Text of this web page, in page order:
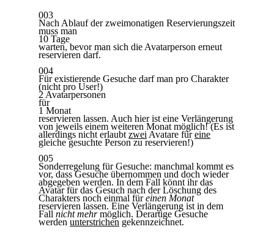
003
Nach Ablauf der zweimonatigen Reservierungszeit
muss man
10 Tage
warten, bevor man sich die Avatarperson erneut
reservieren darf.
004
Für existierende Gesuche darf man pro Charakter
(nicht pro User!)
2 Avatarpersonen
für
1 Monat
reservieren lassen. Auch hier ist eine Verlängerung
von jeweils einem weiteren Monat möglich! (Es ist
allerdings nicht erlaubt zwei Avatare füreine
gleiche gesuchte Person zu reservieren!)
005
Sonderregelung für Gesuche: manchmal kommt es
vor, dass Gesuche übernommen und doch wieder
abgegeben werden. In dem Fall könnt ihr das
Avatar für das Gesuch nach der Löschung des
Charakters noch einmal füreinen Monat
reservieren lassen. Eine Verlängerung ist in dem
Fall nicht mehrmöglich. Derartige Gesuche
werden unterstrichen gekennzeichnet.